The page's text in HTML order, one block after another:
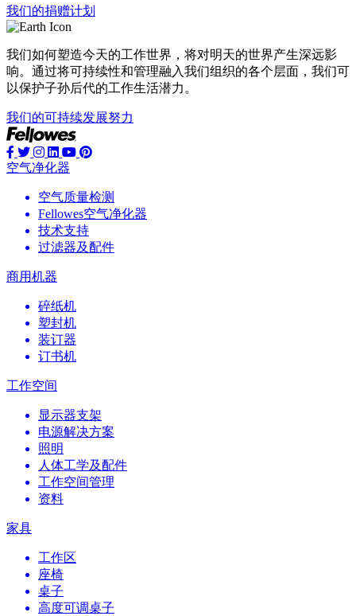
我们的捐赠计划
我们如何塑造今天的工作世界，将对明天的世界产生深远影
响。通过将可持续性和管理融入我们组织的各个层面，我们可
以保护子孙后代的工作生活潜力。
我们的可持续发展努力
空气净化器
空气质量检测
Fellowes空气净化器
技术支持
过滤器及配件
商用机器
碎纸机
塑封机
装订器
订书机
工作空间
显示器支架
电源解决方案
照明
人体工学及配件
工作空间管理
资料
家具
工作区
座椅
桌子
高度可调桌子